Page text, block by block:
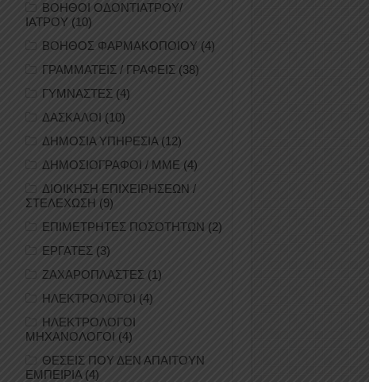
ΒΟΗΘΟΙ ΟΔΟΝΤΙΑΤΡΟΥ/
ΙΑΤΡΟΥ(10)
ΒΟΗΘΟΣ ΦΑΡΜΑΚΟΠΟΙΟΥ (4)
ΓΡΑΜΜΑΤΕΙΣ / ΓΡΑΦΕΙΣ (38)
ΓΥΜΝΑΣΤΕΣ (4)
ΔΑΣΚΑΛΟΙ (10)
ΔΗΜΟΣΙΑ ΥΠΗΡΕΣΙΑ (12)
ΔΗΜΟΣΙΟΓΡΑΦΟΙ / ΜΜΕ (4)
ΔΙΟΙΚΗΣΗ ΕΠΙΧΕΙΡΗΣΕΩΝ /
ΣΤΕΛΕΧΩΣΗ (9)
ΕΠΙΜΕΤΡΗΤΕΣ ΠΟΣΟΤΗΤΩΝ (2)
ΕΡΓΑΤΕΣ (3)
ΖΑΧΑΡΟΠΛΑΣΤΕΣ (1)
ΗΛΕΚΤΡΟΛΟΓΟΙ (4)
ΗΛΕΚΤΡΟΛΟΓΟΙ
ΜΗΧΑΝΟΛΟΓΟΙ (4)
ΘΕΣΕΙΣ ΠΟΥ ΔΕΝ ΑΠΑΙΤΟΥΝ
ΕΜΠΕΙΡΙΑ(4)